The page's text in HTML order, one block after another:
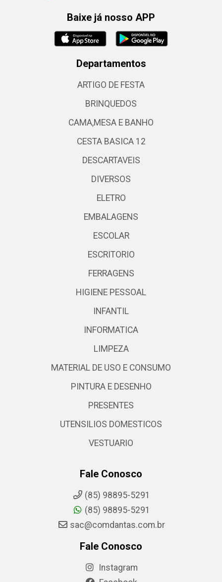
Baixe já nosso APP
Departamentos
ARTIGO DE FESTA
BRINQUEDOS
CAMA,MESA E BANHO
CESTA BASICA 12
DESCARTAVEIS
DIVERSOS
ELETRO
EMBALAGENS
ESCOLAR
ESCRITORIO
FERRAGENS
HIGIENE PESSOAL
INFANTIL
INFORMATICA
LIMPEZA
MATERIAL DE USO E CONSUMO
PINTURA E DESENHO
PRESENTES
UTENSILIOS DOMESTICOS
VESTUARIO
Fale Conosco
(85) 98895-5291
(85) 98895-5291
sac@comdantas.com.br
Fale Conosco
Instagram